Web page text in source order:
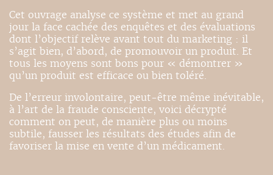
Cet ouvrage analyse ce système et met au grand
jour la face cachée des enquêtes et des évaluations
dont l’objectif relève avant tout du marketing : il
s’agit bien, d’abord, de promouvoir un produit. Et
tous les moyens sont bons pour « démontrer »
qu’un produit est efficace ou bien toléré.
De l’erreur involontaire, peut-être même inévitable,
à l’art de la fraude consciente, voici décrypté
comment on peut, de manière plus ou moins
subtile, fausser les résultats des études afin de
favoriser la mise en vente d’un médicament.